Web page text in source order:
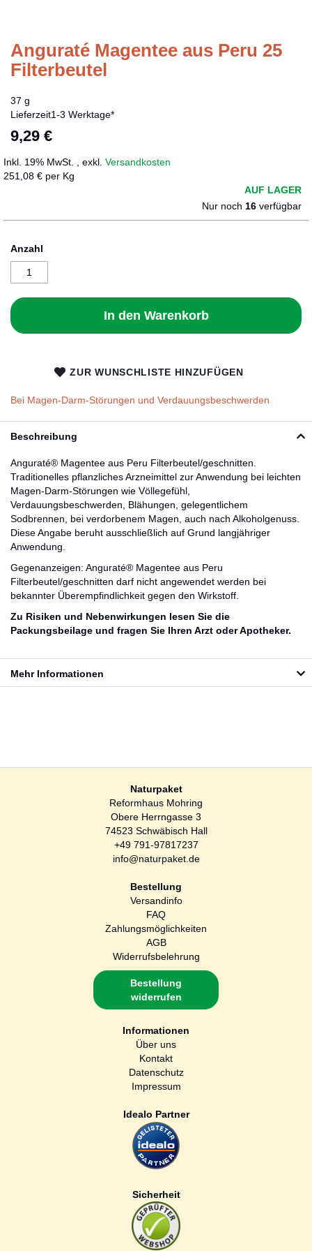
Anguraté Magentee aus Peru 25
Filterbeutel
37 g
Lieferzeit1-3 Werktage*
9,29 €
Inkl. 19% MwSt. exkl. Versandkosten
251,08 € per Kg
AUF LAGER
Nur noch 16 verfügbar
Anzahl
In den Warenkorb
ZUR WUNSCHLISTE HINZUFÜGEN
Bei Magen-Darm-Störungen und Verdauungsbeschwerden
Zum
Anfang
der
springen
Beschreibung
Anguraté® Magentee aus Peru Filterbeutel/geschnitten.
Traditionelles pflanzliches Arzneimittel zur Anwendung bei leichten
Magen-Darm-Störungen wie Völlegefühl,
Verdauungsbeschwerden, Blähungen, gelegentlichem
Sodbrennen, bei verdorbenem Magen, auch nach Alkoholgenuss.
Diese Angabe beruht ausschließlich auf Grund langjähriger
Anwendung.
Gegenanzeigen: Anguraté® Magentee aus Peru
Filterbeutel/geschnitten darf nicht angewendet werden bei
bekannter Überempfindlichkeit gegen den Wirkstoff.
Zu Risiken und Nebenwirkungen lesen Sie die
Packungsbeilage und fragen Sie Ihren Arzt oder Apotheker.
Mehr Informationen
Naturpaket
Reformhaus Mohring
Obere Herrngasse 3
74523 Schwäbisch Hall
+49 791-97817237
info@naturpaket.de
Bestellung
Versandinfo
FAQ
Zahlungsmöglichkeiten
AGB
Widerrufsbelehrung
Bestellung
widerrufen
Informationen
Über uns
Kontakt
Datenschutz
Impressum
Idealo Partner
Sicherheit